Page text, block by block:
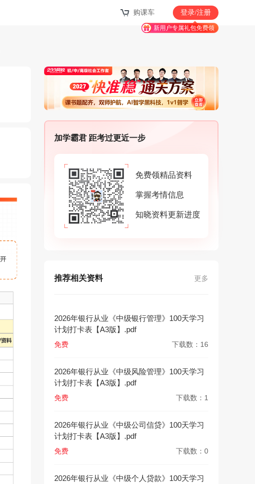
购课车 登录/注册
新用户专属礼包免费领
加学霸君 距考过更近一步
免费领精品资料
掌握考情信息
知晓资料更新进度
推荐相关资料 更多
2026年银行从业《中级银行管理》100天学习
计划打卡表【A3版】.pdf
免费 下载数：16
2026年银行从业《中级风险管理》100天学习
计划打卡表【A3版】.pdf
免费 下载数：1
2026年银行从业《中级公司信贷》100天学习
计划打卡表【A3版】.pdf
免费 下载数：0
2026年银行从业《中级个人贷款》100天学习